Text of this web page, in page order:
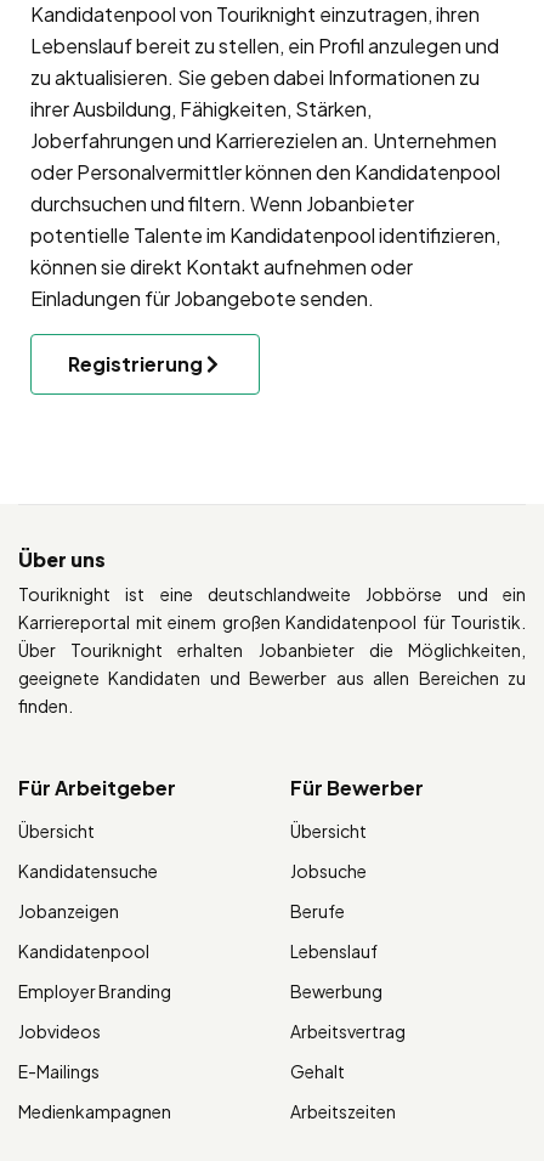
Kandidatenpoolvon Touriknight einzutragen, ihren
Lebenslauf bereit zu stellen, ein Profil anzulegen und
zu aktualisieren. Sie geben dabei Informationen zu
ihrer Ausbildung, Fähigkeiten, Stärken,
Joberfahrungen und Karrierezielen an. Unternehmen
oder Personalvermittler können den Kandidatenpool
durchsuchen und filtern. Wenn Jobanbieter
potentielle Talente im Kandidatenpool identifizieren,
können sie direkt Kontakt aufnehmen oder
Einladungen für Jobangebote senden.
Registrierung
Über uns
Touriknight ist eine deutschlandweite Jobbörse und ein
Karriereportal mit einem großen Kandidatenpool für Touristik.
Über Touriknight erhalten Jobanbieter die Möglichkeiten,
geeignete Kandidaten und Bewerber aus allen Bereichen zu
finden.
Für Arbeitgeber
Übersicht
Kandidatensuche
Jobanzeigen
Kandidatenpool
Employer Branding
Jobvideos
E-Mailings
Medienkampagnen
Für Bewerber
Übersicht
Jobsuche
Berufe
Lebenslauf
Bewerbung
Arbeitsvertrag
Gehalt
Arbeitszeiten